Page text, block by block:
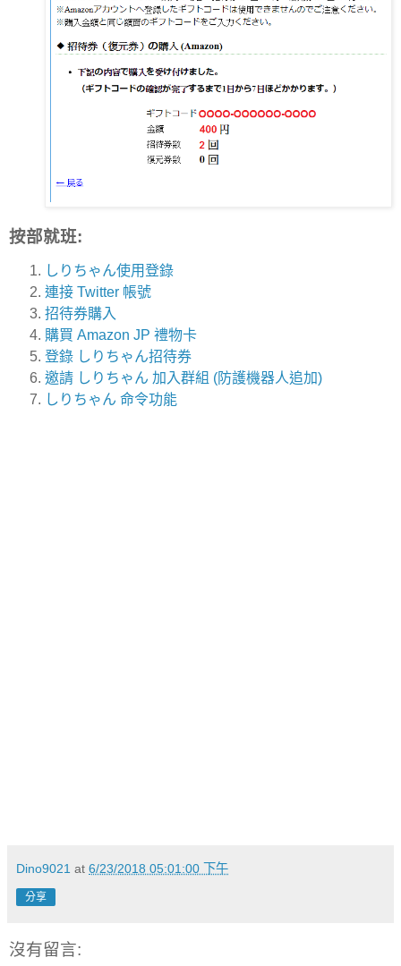
按部就班:
しりちゃん使用登錄
連接 Twitter 帳號
招待券購入
購買 Amazon JP 禮物卡
登錄 しりちゃん招待券
邀請 しりちゃん 加入群組 (防護機器人追加)
しりちゃん 命令功能
Dino9021 at 6/23/2018 05:01:00 下午
分享
沒有留言: